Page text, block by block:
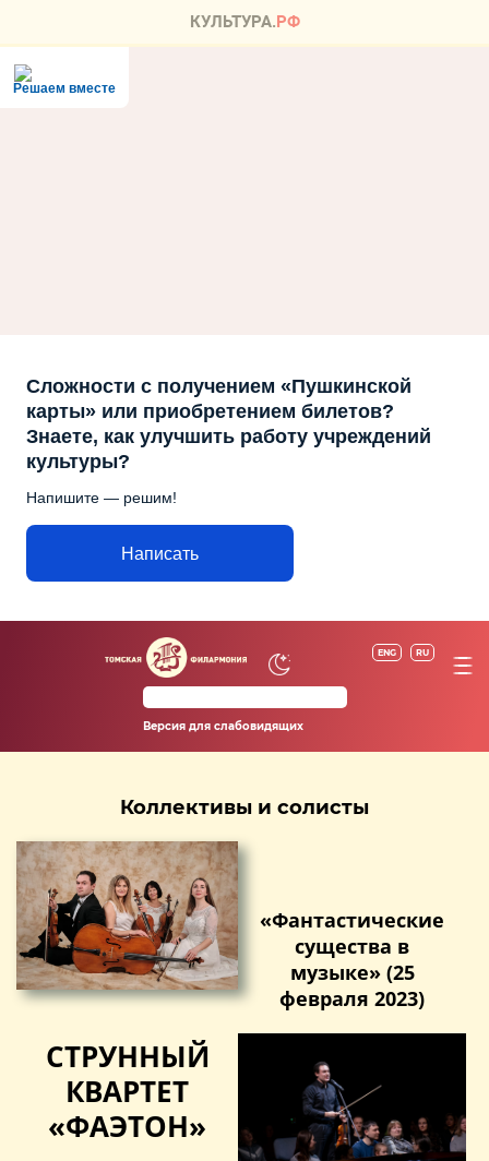
Решаем вместе
Сложности с получением «Пушкинской
карты» или приобретением билетов?
Знаете, как улучшить работу учреждений
культуры?
Напишите — решим!
Написать
ENG RU
Версия для слабовидящих
Коллективы и солисты
СТРУННЫЙ
КВАРТЕТ
«ФАЭТОН»
«Фантастические
существа в
музыке» (25
февраля 2023)